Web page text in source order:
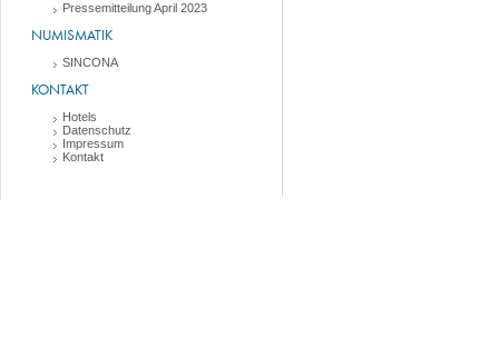
Pressemitteilung April 2023
NUMISMATIK
SINCONA
KONTAKT
Hotels
Datenschutz
Impressum
Kontakt